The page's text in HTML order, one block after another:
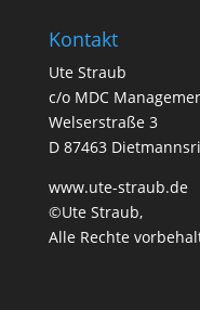
Kontakt
Ute Straub
c/o MDC
Welserstraße 3
D 87463
www.ute-straub.de
©Ute Straub,
Alle Rechte